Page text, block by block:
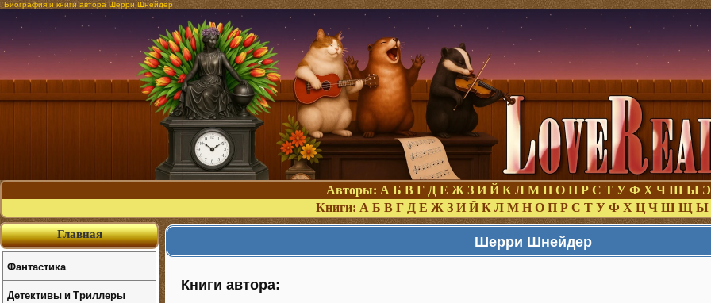
Биография и книги автора Шерри Шнейдер
Авторы: А Б В Г Д Е Ж З И Й К Л М Н О П Р С Т У Ф Х Ч Ш Ы Э
Книги: А Б В Г Д Е Ж З И Й К Л М Н О П Р С Т У Ф Х Ц Ч Ш Щ Ы
Шерри Шнейдер
Книги автора:
Главная
Фантастика
Детективы и Триллеры